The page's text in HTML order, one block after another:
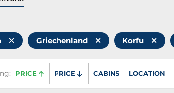
Griechenland Korfu
PRICE PRICE CABINS LOCATION